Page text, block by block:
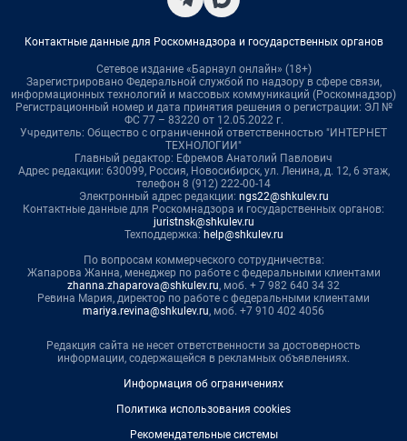
Контактные данные для Роскомнадзора и государственных органов
Сетевое издание «Барнаул онлайн» (18+)
Зарегистрировано Федеральной службой по надзору в сфере связи,
информационных технологий и массовых коммуникаций (Роскомнадзор)
Регистрационный номер и дата принятия решения о регистрации: ЭЛ №
ФС 77 – 83220 от 12.05.2022 г.
Учредитель: Общество с ограниченной ответственностью "ИНТЕРНЕТ
ТЕХНОЛОГИИ"
Главный редактор: Ефремов Анатолий Павлович
Адрес редакции: 630099, Россия, Новосибирск, ул. Ленина, д. 12, 6 этаж,
телефон 8 (912) 222-00-14
Электронный адрес редакции: ngs22@shkulev.ru
Контактные данные для Роскомнадзора и государственных органов:
juristnsk@shkulev.ru
Техподдержка: help@shkulev.ru
По вопросам коммерческого сотрудничества:
Жапарова Жанна, менеджер по работе с федеральными клиентами
zhanna.zhaparova@shkulev.ru, моб. + 7 982 640 34 32
Ревина Мария, директор по работе с федеральными клиентами
mariya.revina@shkulev.ru, моб. +7 910 402 4056
Редакция сайта не несет ответственности за достоверность
информации, содержащейся в рекламных объявлениях.
Информация об ограничениях
Политика использования cookies
Рекомендательные системы